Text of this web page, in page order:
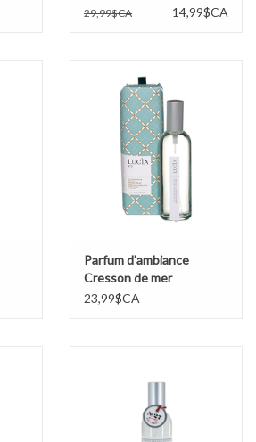
29,99$CA 14,99$CA
Parfum d'ambiance
Cresson de mer
23,99$CA